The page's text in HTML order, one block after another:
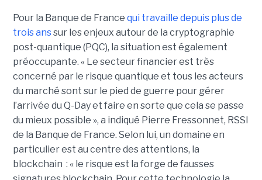
Pour la Banque de France qui travaille depuis plus de
trois anssur les enjeux autour de la cryptographie
post-quantique (PQC), la situation est également
préoccupante. « Le secteur financier est très
concerné par le risque quantique et tous les acteurs
du marché sont sur le pied de guerre pour gérer
l’arrivée du Q-Day et faire en sorte que cela se passe
du mieux possible », a indiqué Pierre Fressonnet, RSSI
de la Banque de France. Selon lui, un domaine en
particulier est au centre des attentions, la
blockchain : « le risque est la forge de fausses